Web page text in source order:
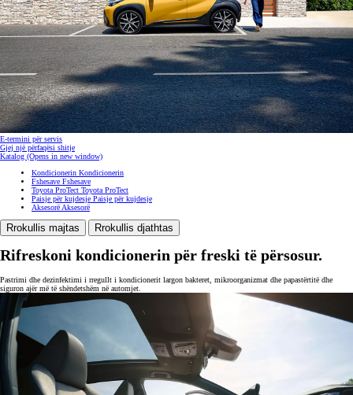
E-termini për servis
Gjej një përfaqësi shitje
Katalog (Opens in new window)
Kondicionerin Kondicionerin
Fshesave Fshesave
Toyota ProTect Toyota ProTect
Paisje për kujdesje Paisje për kujdesje
Aksesorë Aksesorë
Rrokullis majtas Rrokullis djathtas
Rifreskoni kondicionerin për freski të përsosur.
Pastrimi dhe dezinfektimi i rregullt i kondicionerit largon bakteret, mikroorganizmat dhe papastërtitë dhe
siguron ajër më të shëndetshëm në automjet.